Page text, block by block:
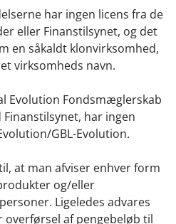
har ingen licens fra de
eller Finanstilsynet, og det
en såkaldt klonvirksomhed,
virksomheds navn.
Evolution Fondsmæglerskab
har ingen
GBL-Evolution.
at man afviser enhver form
og/eller
Ligeledes advares
af pengebeløb til